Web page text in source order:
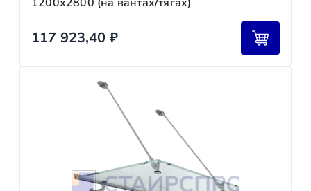
1200х2800 (на вантах/тягах)
117 923,40 ₽